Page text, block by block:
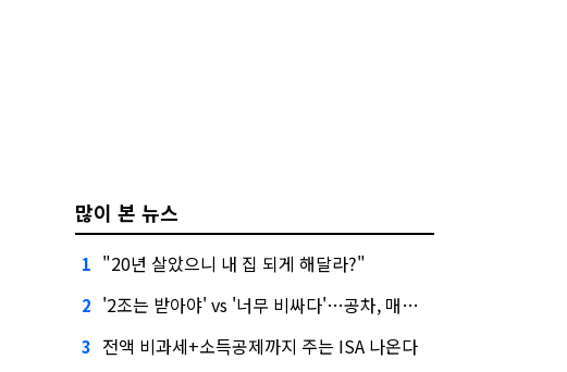
많이 본 뉴스
1 "20년 살았으니 내 집 되게 해달라?"
2 '2조는 받아야' vs '너무 비싸다'…공차, 매각 성공할까
3 전액 비과세+소득공제까지 주는 ISA 나온다